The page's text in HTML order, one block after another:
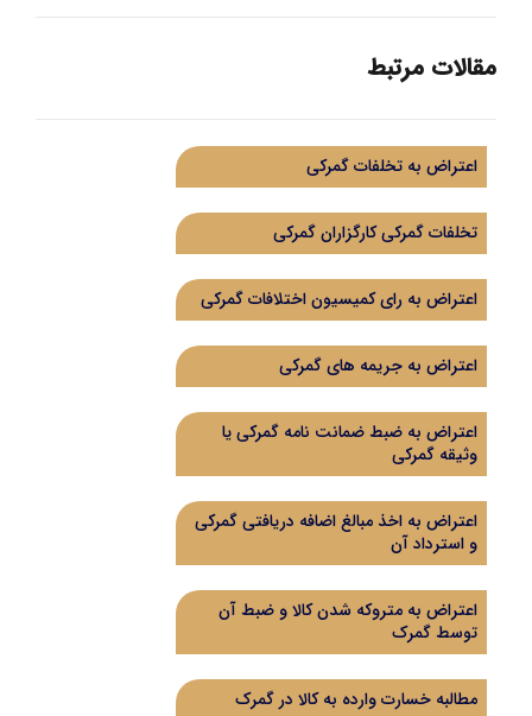
مقالات مرتبط
اعتراض به تخلفات گمرکی
تخلفات گمرکی کارگزاران گمرکی
اعتراض به رای کمیسیون اختلافات گمرکی
اعتراض به جریمه های گمرکی
اعتراض به ضبط ضمانت نامه گمرکی یا
وثیقه گمرکی
اعتراض به اخذ مبالغ اضافه دریافتی گمرکی
و استرداد آن
اعتراض به متروکه شدن کالا و ضبط آن
توسط گمرک
مطالبه خسارت وارده به کالا در گمرک